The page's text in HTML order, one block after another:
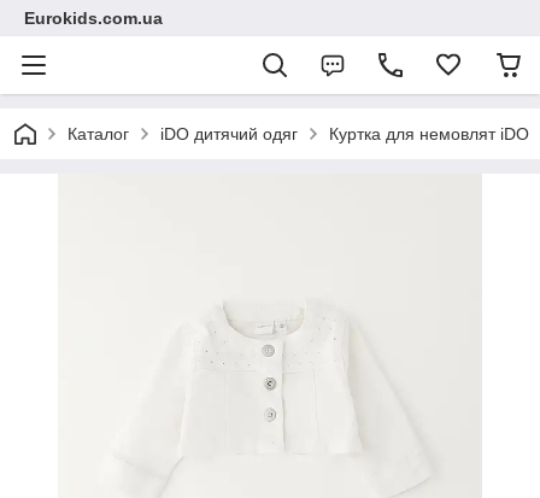
Eurokids.com.ua
Каталог iDO дитячий одяг Куртка для немовлят iDO